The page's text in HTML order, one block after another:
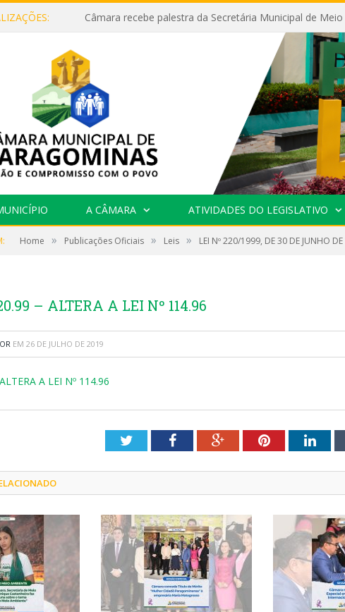
A CÂMARA ATIVIDADES DO LEGISLATIVO
Home » Publicações Oficiais » Leis » LEI Nº 220/1999, DE 30 DE JUNHO
– ALTERA A LEI Nº 114.96
EM 26 DE JULHO DE 2019
A LEI Nº 114.96
TwitterFacebookGoogle+Pinterest